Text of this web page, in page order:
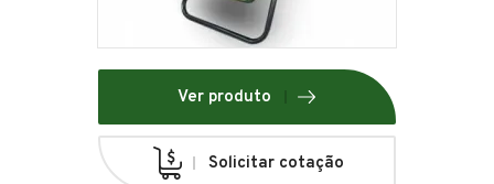
Ver produto
Solicitar cotação